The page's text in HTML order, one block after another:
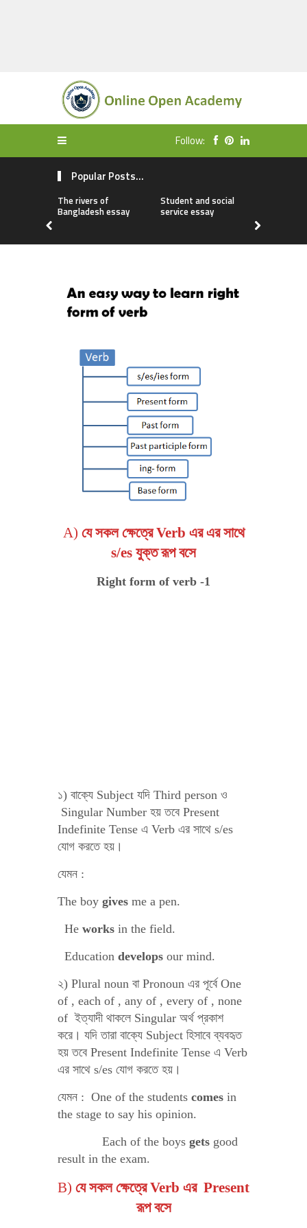
Follow:
Popular Posts...
The rivers of
Bangladesh essay
Student and social
service essay
A) যে সকল ক্ষেত্রে Verb এর এর সাথে
s/es যুক্ত রূপ বসে
Right form of verb -1
১) বাক্যে Subject যদি Third person ও
Singular Number হয় তবে Present
Indefinite Tense এ Verb এর সাথে s/es
যোগ করতে হয়।
যেমন :
The boy gives me a pen.
He works in the field.
Education develops our mind.
২) Plural noun বা Pronoun এর পূর্বে One
of , each of , any of , every of , none
of ইত্যাদী থাকলে Singular অর্থ প্রকাশ
করে। যদি তারা বাক্যে Subject হিসাবে ব্যবহৃত
হয় তবে Present Indefinite Tense এ Verb
এর সাথে s/es যোগ করতে হয়।
যেমন : One of the students comes in
the stage to say his opinion.
Each of the boys gets good
result in the exam.
B) যে সকল ক্ষেত্রে Verb এর Present
রূপ বসে